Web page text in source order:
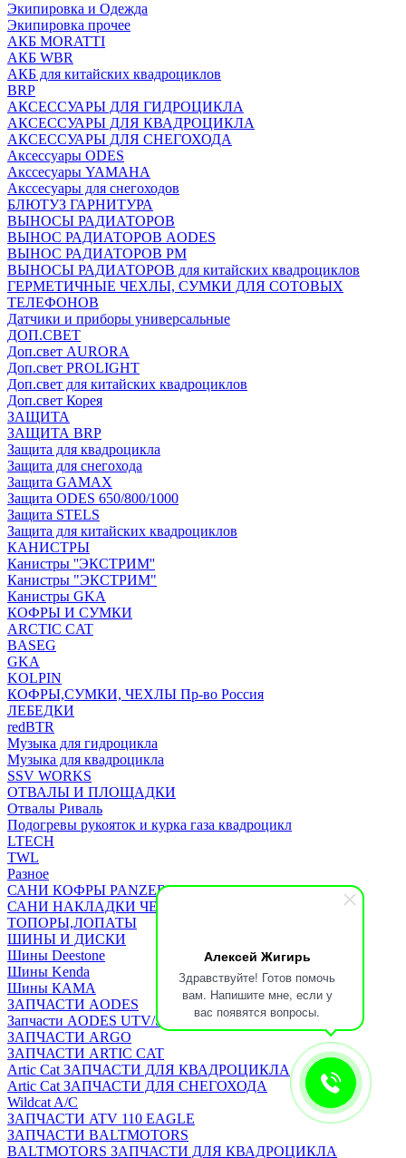
Алексей Жигирь
Здравствуйте! Готов помочь
вам. Напишите мне, если у
вас появятся вопросы.
Экипировка и Одежда
Экипировка прочее
АКБ MORATTI
АКБ WBR
АКБ для китайских квадроциклов
BRP
АКСЕССУАРЫ ДЛЯ ГИДРОЦИКЛА
АКСЕССУАРЫ ДЛЯ КВАДРОЦИКЛА
АКСЕССУАРЫ ДЛЯ СНЕГОХОДА
Аксессуары ODES
Акссесуары YAMAHA
Акссесуары для снегоходов
БЛЮТУЗ ГАРНИТУРА
ВЫНОСЫ РАДИАТОРОВ
ВЫНОС РАДИАТОРОВ AODES
ВЫНОС РАДИАТОРОВ РМ
ВЫНОСЫ РАДИАТОРОВ для китайских квадроциклов
ГЕРМЕТИЧНЫЕ ЧЕХЛЫ, СУМКИ ДЛЯ СОТОВЫХ
ТЕЛЕФОНОВ
Датчики и приборы универсальные
ДОП.СВЕТ
Доп.свет AURORA
Доп.свет PROLIGHT
Доп.свет для китайских квадроциклов
Доп.свет Корея
ЗАЩИТА
ЗАЩИТА BRP
Защита для квадроцикла
Защита для снегохода
Защита GAMAX
Защита ODES 650/800/1000
Защита STELS
Защита для китайских квадроциклов
КАНИСТРЫ
Канистры ''ЭКСТРИМ''
Канистры "ЭКСТРИМ"
Канистры GKA
КОФРЫ И СУМКИ
ARCTIC CAT
BASEG
GKA
KOLPIN
КОФРЫ,СУМКИ, ЧЕХЛЫ Пр-во Россия
ЛЕБЕДКИ
redBTR
Музыка для гидроцикла
Музыка для квадроцикла
SSV WORKS
ОТВАЛЫ И ПЛОЩАДКИ
Отвалы Риваль
Подогревы рукояток и курка газа квадроцикл
LTECH
TWL
Разное
САНИ КОФРЫ PANZERBOX
САНИ НАКЛАДКИ ЧЕХЛЫ Бьюско
ТОПОРЫ,ЛОПАТЫ
ШИНЫ И ДИСКИ
Шины Deestone
Шины Kenda
Шины КАМА
ЗАПЧАСТИ AODES
Запчасти AODES UTV/SSV
ЗАПЧАСТИ ARGO
ЗАПЧАСТИ ARTIC CAT
Artic Cat ЗАПЧАСТИ ДЛЯ КВАДРОЦИКЛА
Artic Cat ЗАПЧАСТИ ДЛЯ СНЕГОХОДА
Wildcat A/C
ЗАПЧАСТИ ATV 110 EAGLE
ЗАПЧАСТИ BALTMOTORS
BALTMOTORS ЗАПЧАСТИ ДЛЯ КВАДРОЦИКЛА